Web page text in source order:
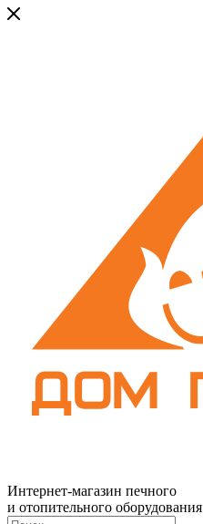
Интернет-магазин печного
и отопительного оборудования